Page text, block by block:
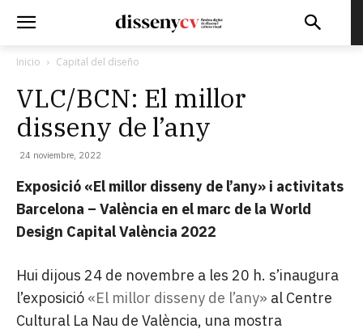
Inicio Capital del diseño
VLC/BCN: El millor
disseny de l’any
24 noviembre, 2022
Exposició «El millor disseny de l’any» i activitats
Barcelona – València en el marc de la World
Design Capital València 2022
Hui dijous 24 de novembre a les 20 h. s’inaugura
l’exposició «El millor disseny de l’any» al Centre
Cultural La Nau de València, una mostra